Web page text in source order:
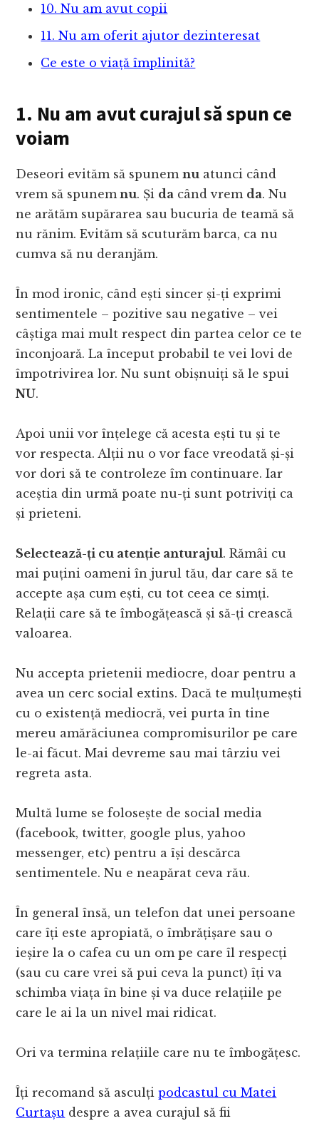
10. Nu am avut copii
11. Nu am oferit ajutor dezinteresat
Ce este o viață împlinită?
1. Nu am avut curajul să spun ce
voiam
Deseori evităm să spunemnu atunci când
vrem să spunemnu. Și da când vrem da. Nu
ne arătăm supărarea sau bucuria de teamă să
nu rănim. Evităm să scuturăm barca, ca nu
cumva să nu deranjăm.
În mod ironic, când ești sincer și-ți exprimi
sentimentele – pozitive sau negative – vei
câștiga mai mult respect din partea celor ce te
înconjoară. La început probabil te vei lovi de
împotrivirea lor. Nu sunt obișnuiți să le spui
NU.
Apoi unii vor înțelege că acesta ești tu și te
vor respecta. Alții nu o vor face vreodată și-și
vor dori să te controleze îm continuare. Iar
aceștia din urmă poate nu-ți sunt potriviți ca
și prieteni.
Selectează-ți cu atenție anturajul. Rămâi cu
mai puțini oameni în jurul tău, dar care să te
accepte așa cum ești, cu tot ceea ce simți.
Relații care să te îmbogățească și să-ți crească
valoarea.
Nu accepta prietenii mediocre, doar pentru a
avea un cerc social extins. Dacă te mulțumești
cu o existență mediocră, vei purta în tine
mereu amărăciunea compromisurilor pe care
le-ai făcut. Mai devreme sau mai târziu vei
regreta asta.
Multă lume se folosește de social media
(facebook, twitter, google plus, yahoo
messenger, etc) pentru a își descărca
sentimentele. Nu e neapărat ceva rău.
În general însă, un telefon dat unei persoane
care îți este apropiată, o îmbrățișare sau o
ieșire la o cafea cu un om pe care îl respecți
(sau cu care vrei să pui ceva la punct) îți va
schimba viața în bine și va duce relațiile pe
care le ai la un nivel mai ridicat.
Ori va termina relațiile care nu te îmbogățesc.
Îți recomand să asculțipodcastul cu Matei
Curtașu despre a avea curajul să fii